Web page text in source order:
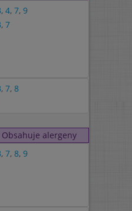
, 4, 7, 9
, 7
, 7, 8
Obsahuje alergeny
, 7, 8, 9